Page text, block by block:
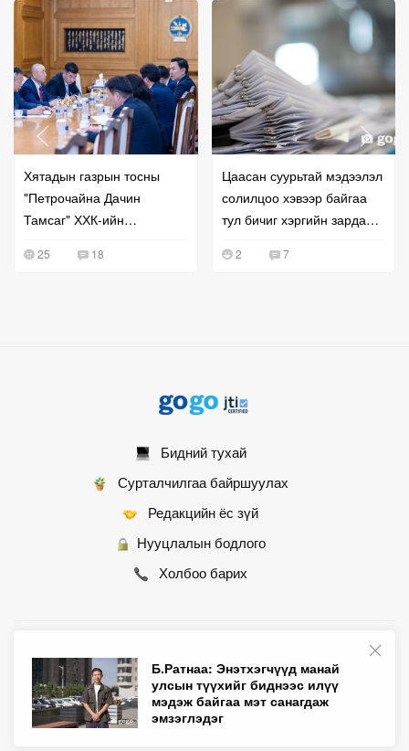
Б.Ратнаа: Энэтхэгчүүд манай
улсын түүхийг биднээс илүү
мэдэж байгаа мэт санагдаж
эмзэглэдэг
Хятадын газрын тосны
"Петрочайна Дачин
Тамсаг" ХХК-ийн
25 18
Цаасан суурьтай мэдээлэл
солилцоо хэвээр байгаа
тул бичиг хэргийн зардал
2 7
Бидний тухай
Сурталчилгаа байршуулах
Редакцийн ёс зүй
Нууцлалын бодлого
Холбоо барих
© 2007 - 2026 Монгол Контент ХХК • Бүх эрх хуулиар хамгаалагдсан